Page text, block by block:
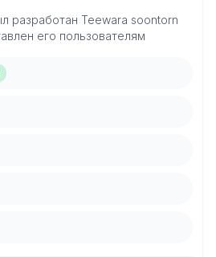
разработан Teewara soontorn
его пользователям